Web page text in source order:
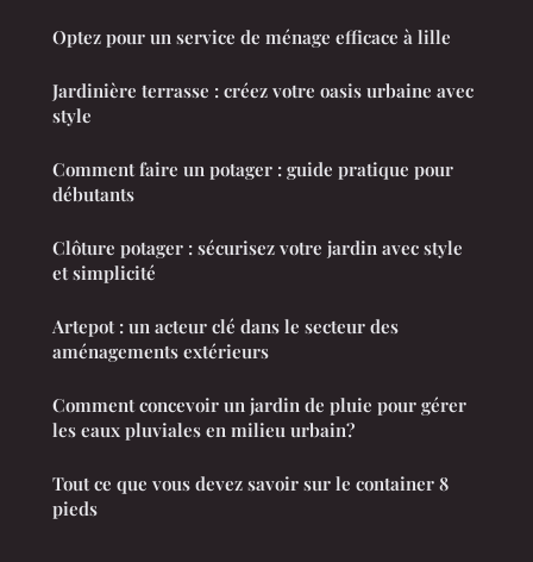
Optez pour un service de ménage efficace à lille
Jardinière terrasse : créez votre oasis urbaine avec
style
Comment faire un potager : guide pratique pour
débutants
Clôture potager : sécurisez votre jardin avec style
et simplicité
Artepot : un acteur clé dans le secteur des
aménagements extérieurs
Comment concevoir un jardin de pluie pour gérer
les eaux pluviales en milieu urbain?
Tout ce que vous devez savoir sur le container 8
pieds